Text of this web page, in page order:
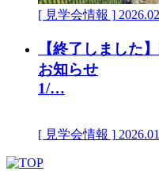
[ 見学会情報 ]
【終了しました
お知らせ
1/…
[ 見学会情報 ]